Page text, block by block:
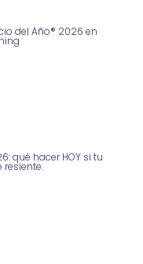
del Año® 2026 en
qué hacer HOY si tu